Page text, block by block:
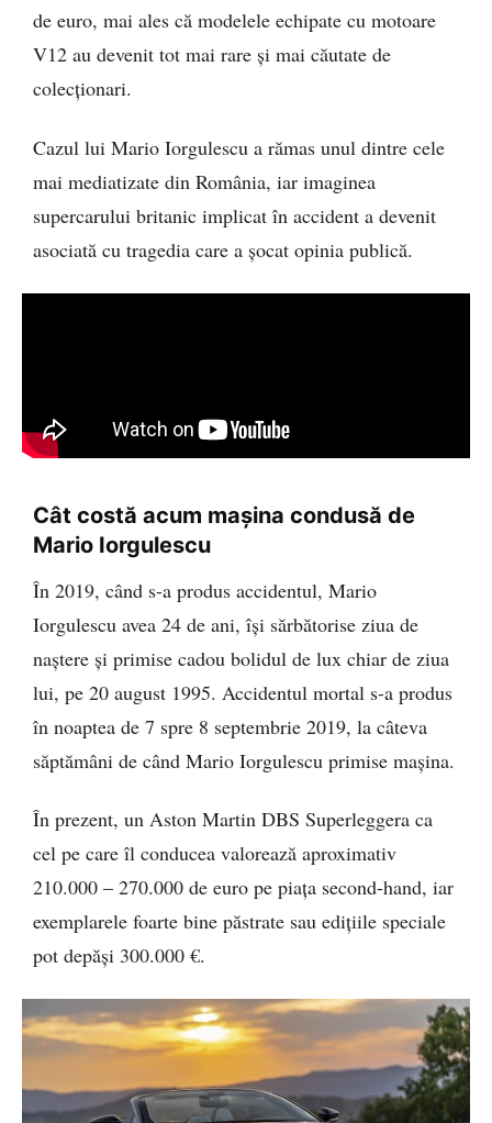
de euro, mai ales că modelele echipate cu motoare
V12 au devenit tot mai rare și mai căutate de
colecționari.
Cazul lui Mario Iorgulescu a rămas unul dintre cele
mai mediatizate din România, iar imaginea
supercarului britanic implicat în accident a devenit
asociată cu tragedia care a șocat opinia publică.
Cât costă acum mașina condusă de
Mario Iorgulescu
În 2019, când s-a produs accidentul, Mario
Iorgulescu avea 24 de ani, își sărbătorise ziua de
naștere și primise cadou bolidul de lux chiar de ziua
lui, pe 20 august 1995. Accidentul mortal s-a produs
în noaptea de 7 spre 8 septembrie 2019, la câteva
săptămâni de când Mario Iorgulescu primise mașina.
În prezent, un Aston Martin DBS Superleggera ca
cel pe care îl conducea valorează aproximativ
210.000 – 270.000 de euro pe piața second-hand, iar
exemplarele foarte bine păstrate sau edițiile speciale
pot depăși 300.000 €.